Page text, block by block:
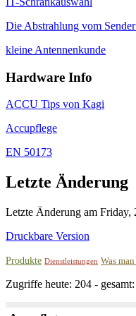
Die Abstrahlung vom
kleine Antennenkunde
Hardware Info
ACCU Tips von Kagi
Accupflege
EN 50173
Letzte Änderung
Letzte Änderung am Friday,
Druckbare Version
Produkte Dienstleistungen Was
Zugriffe heute: 204 -